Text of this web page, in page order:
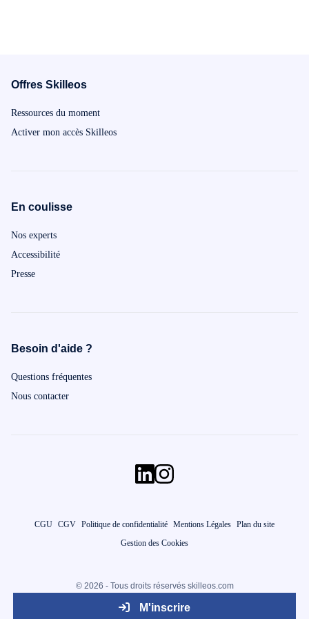
M'inscrire
Offres Skilleos
Ressources du moment
Activer mon accès Skilleos
En coulisse
Nos experts
Accessibilité
Presse
Besoin d'aide ?
Questions fréquentes
Nous contacter
CGU CGV Politique de confidentialité Mentions Légales Plan du site
Gestion des Cookies
© 2026 - Tous droits réservés skilleos.com